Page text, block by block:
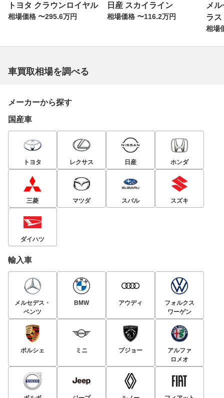
トヨタ クラウンロイヤル
相場価格 〜295.6万円
日産 スカイライン
相場価格 〜116.2万円
メ
ラス
相場
車買取相場を調べる
メーカーから探す
国産車
トヨタ レクサス 日産 ホンダ
三菱 マツダ スバル スズキ
ダイハツ
輸入車
メルセデス・
ベンツ
BMW アウディ
フォルクス
ワーゲン
ポルシェ ミニ プジョー
アルファ
ロメオ